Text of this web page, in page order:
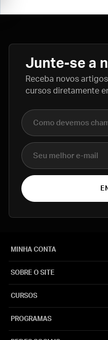
Junte-se a
Receba novos
cursos diretamente
Nome completo
E-mail
MINHA CONTA
SOBRE O SITE
CURSOS
PROGRAMAS